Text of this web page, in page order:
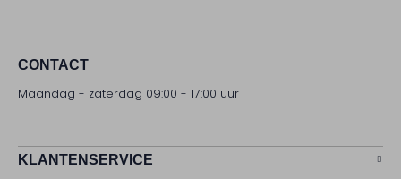
CONTACT
Maandag - zaterdag 09:00 - 17:00 uur
KLANTENSERVICE